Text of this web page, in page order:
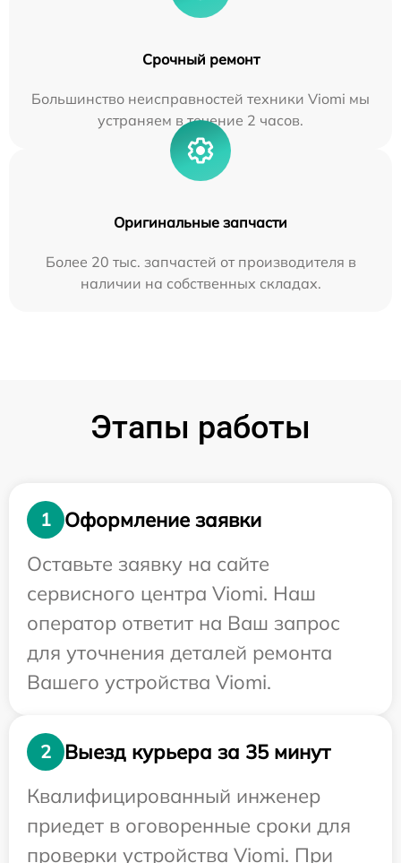
Срочный ремонт
Большинство неисправностей техники Viomi мы
устраняем в течение 2 часов.
Оригинальные запчасти
Более 20 тыс. запчастей от производителя в
наличии на собственных складах.
Этапы работы
1
Оформление заявки
Оставьте заявку на сайте
сервисного центра Viomi. Наш
оператор ответит на Ваш запрос
для уточнения деталей ремонта
Вашего устройства Viomi.
2
Выезд курьера за 35 минут
Квалифицированный инженер
приедет в оговоренные сроки для
проверки устройства Viomi. При